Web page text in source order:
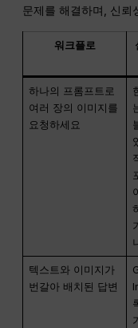
문제를 해결하며, 신뢰
워크플로
하나의 프롬프트로
여러 장의 이미지를
요청하세요
텍스트와 이미지가
번갈아 배치된 답변